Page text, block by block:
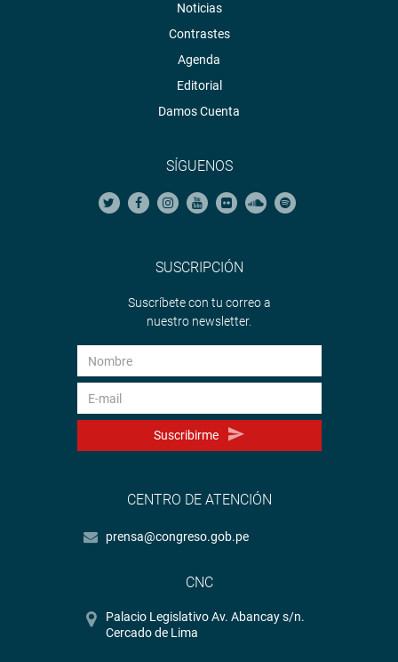
Noticias
Contrastes
Agenda
Editorial
Damos Cuenta
SÍGUENOS
SUSCRIPCIÓN
Suscríbete con tu correo a
nuestro newsletter.
Suscribirme
CENTRO DE ATENCIÓN
prensa@congreso.gob.pe
CNC
Palacio Legislativo Av. Abancay s/n.
Cercado de Lima